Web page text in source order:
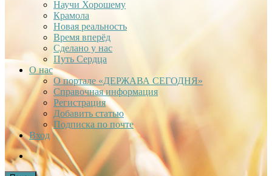
Научи Хорошему
Крамола
Новая реальность
Время вперёд
Сделано у нас
Путь Сердца
О нас
О портале «ДЕРЖАВА СЕГОДНЯ»
Справочная информация
Регистрация
Добавить статью
Подписка по почте
Вход